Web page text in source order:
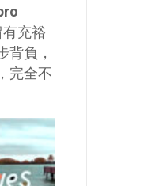
充裕
負，
完全不